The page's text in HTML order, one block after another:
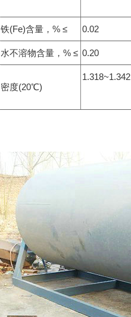
铁(Fe)含量，% ≤ 0.02
水不溶物含量，% ≤ 0.20
密度(20℃)
1.318~1.342